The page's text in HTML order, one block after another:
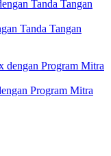
Tanda Tangan
Program Mitra